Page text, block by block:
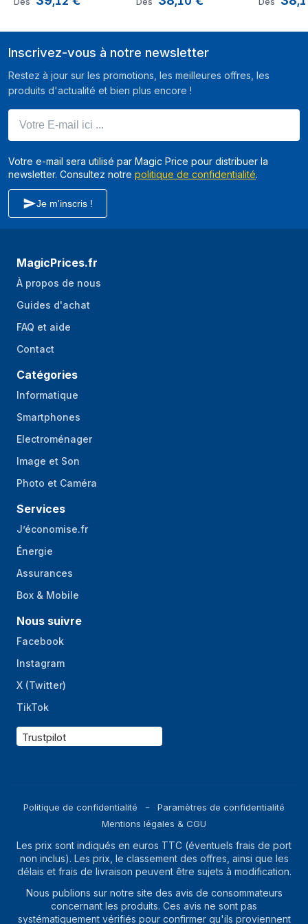
0 et 3 ans
Inscrivez-vous à notre newsletter
Restez à jour sur les promotions, les meilleures offres, les
produits d'actualité et bien plus encore !
Votre e-mail sera utilisé par Magic Price pour distribuer la
newsletter. Consultez notre politique de confidentialité.
Je m'inscris !
MagicPrices.fr
À propos de nous
Guides d'achat
FAQ et aide
Contact
Catégories
Informatique
Smartphones
Electroménager
Image et Son
Photo et Caméra
Services
J’économise.fr
Énergie
Assurances
Box & Mobile
Nous suivre
Facebook
Instagram
X (Twitter)
TikTok
Trustpilot
Politique de confidentialité
Paramètres de confidentialité
Mentions légales & CGU
Les prix sont indiqués en euros TTC (éventuels frais de port
non inclus). Les prix, le classement des offres, ainsi que les
délais et frais de livraison peuvent être sujets à modification.
Nous publions sur notre site des avis de consommateurs
concernant les produits. Ces avis ne sont pas
systématiquement vérifiés pour confirmer qu'ils proviennent